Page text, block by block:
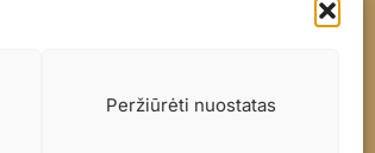
Peržiūrėti nuostatas